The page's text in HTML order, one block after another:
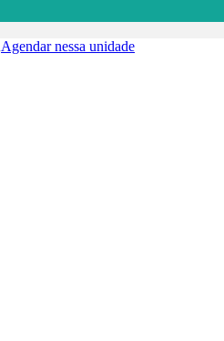
Agendar nessa unidade